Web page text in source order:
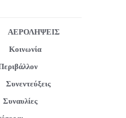
ΑΕΡΟΛΗΨΕΙΣ
Κοινωνία
Συνεντεύξεις
Συναυλίες